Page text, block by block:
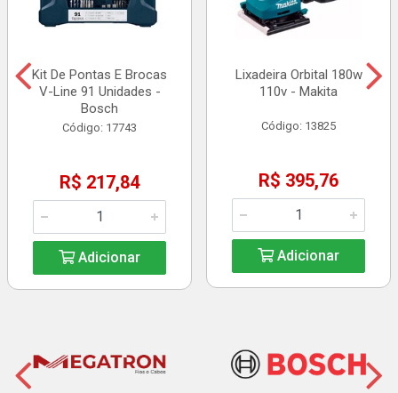
Kit De Pontas E Brocas
V-Line 91 Unidades -
Bosch
Código: 17743
R$ 217,84
Adicionar
Lixadeira Orbital 180w
110v - Makita
Código: 13825
R$ 395,76
Adicionar